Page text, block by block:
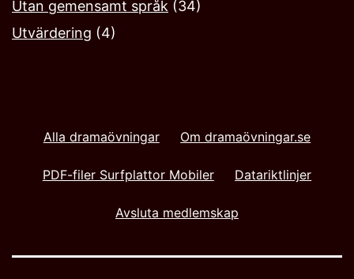
Utan gemensamt språk (34)
Utvärdering (4)
Alla dramaövningar Om dramaövningar.se
PDF-filer Surfplattor Mobiler Datariktlinjer
Avsluta medlemskap